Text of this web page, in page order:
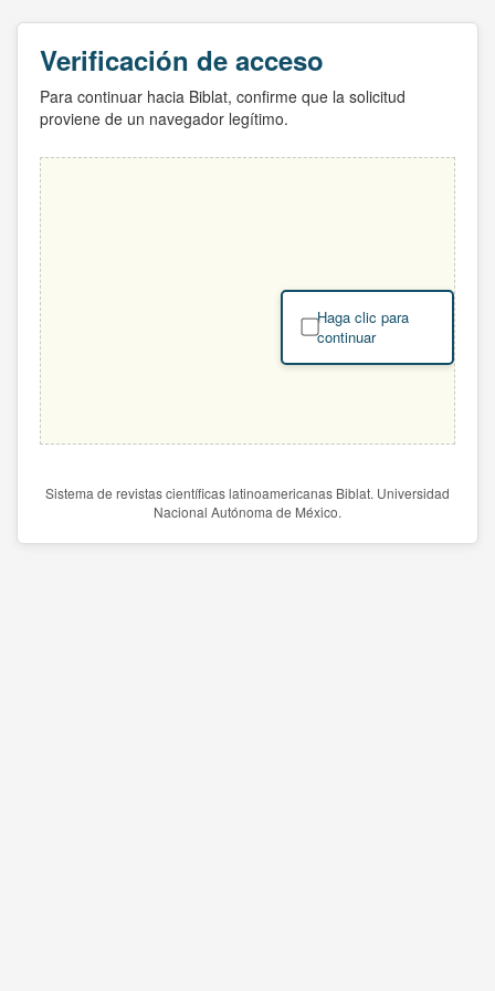
Verificación de acceso
Para continuar hacia Biblat, confirme que la solicitud
proviene de un navegador legítimo.
Haga clic para
continuar
Sistema de revistas científicas latinoamericanas Biblat. Universidad
Nacional Autónoma de México.